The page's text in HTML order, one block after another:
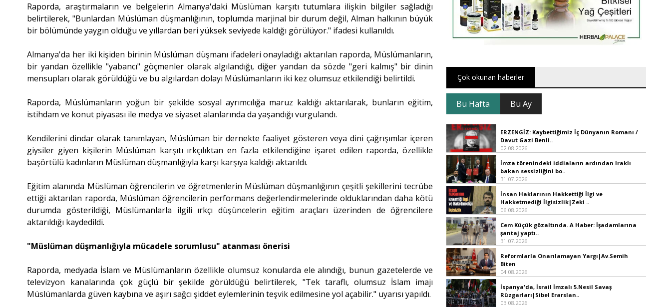
Raporda, araştırmaların ve belgelerin Almanya'daki Müslüman karşıtı tutumlara ilişkin bilgiler sağladığı
belirtilerek, "Bunlardan Müslüman düşmanlığının, toplumda marjinal bir durum değil, Alman halkının büyük
bir bölümünde yaygın olduğu ve yıllardan beri yüksek seviyede kaldığı görülüyor." ifadesi kullanıldı.
Almanya'da her iki kişiden birinin Müslüman düşmanı ifadeleri onayladığı aktarılan raporda, Müslümanların,
bir yandan özellikle "yabancı" göçmenler olarak algılandığı, diğer yandan da sözde "geri kalmış" bir dinin
mensupları olarak görüldüğü ve bu algılardan dolayı Müslümanların iki kez olumsuz etkilendiği belirtildi.
Raporda, Müslümanların yoğun bir şekilde sosyal ayrımcılığa maruz kaldığı aktarılarak, bunların eğitim,
istihdam ve konut piyasası ile medya ve siyaset alanlarında da yaşandığı vurgulandı.
Kendilerini dindar olarak tanımlayan, Müslüman bir dernekte faaliyet gösteren veya dini çağrışımlar içeren
giysiler giyen kişilerin Müslüman karşıtı ırkçılıktan en fazla etkilendiğine işaret edilen raporda, özellikle
başörtülü kadınların Müslüman düşmanlığıyla karşı karşıya kaldığı aktarıldı.
Eğitim alanında Müslüman öğrencilerin ve öğretmenlerin Müslüman düşmanlığının çeşitli şekillerini tecrübe
ettiği aktarılan raporda, Müslüman öğrencilerin performans değerlendirmelerinde olduklarından daha kötü
durumda gösterildiği, Müslümanlarla ilgili ırkçı düşüncelerin eğitim araçları üzerinden de öğrencilere
aktarıldığı kaydedildi.
"Müslüman düşmanlığıyla mücadele sorumlusu" atanması önerisi
Raporda, medyada İslam ve Müslümanların özellikle olumsuz konularda ele alındığı, bunun gazetelerde ve
televizyon kanalarında çok güçlü bir şekilde görüldüğü belirtilerek, "Tek taraflı, olumsuz İslam imajı
Müslümanlarda güven kaybına ve aşırı sağcı şiddet eylemlerinin teşvik edilmesine yol açabilir." uyarısı yapıldı.
Çok okunan haberler
Bu Hafta Bu Ay
ERZENGİZ: Kaybettiğimiz İç Dünyanın Romanı /
Davut Gazi Benli..
02.08.2026
İmza törenindeki iddiaların ardından Iraklı
bakan sessizliğini bo..
31.07.2026
İnsan Haklarının Hakkettiği İlgi ve
Hakketmediği İlgisizlik|Zeki ..
06.08.2026
Cem Küçük gözaltında. A Haber: İşadamlarına
şantaj yaptı..
31.07.2026
Reformlarla Onarılamayan Yargı|Av.Semih
Biten
04.08.2026
İspanya'da, İsrail İmzalı 5.Nesil Savaş
Rüzgarları|Sibel Erarslan..
03.08.2026